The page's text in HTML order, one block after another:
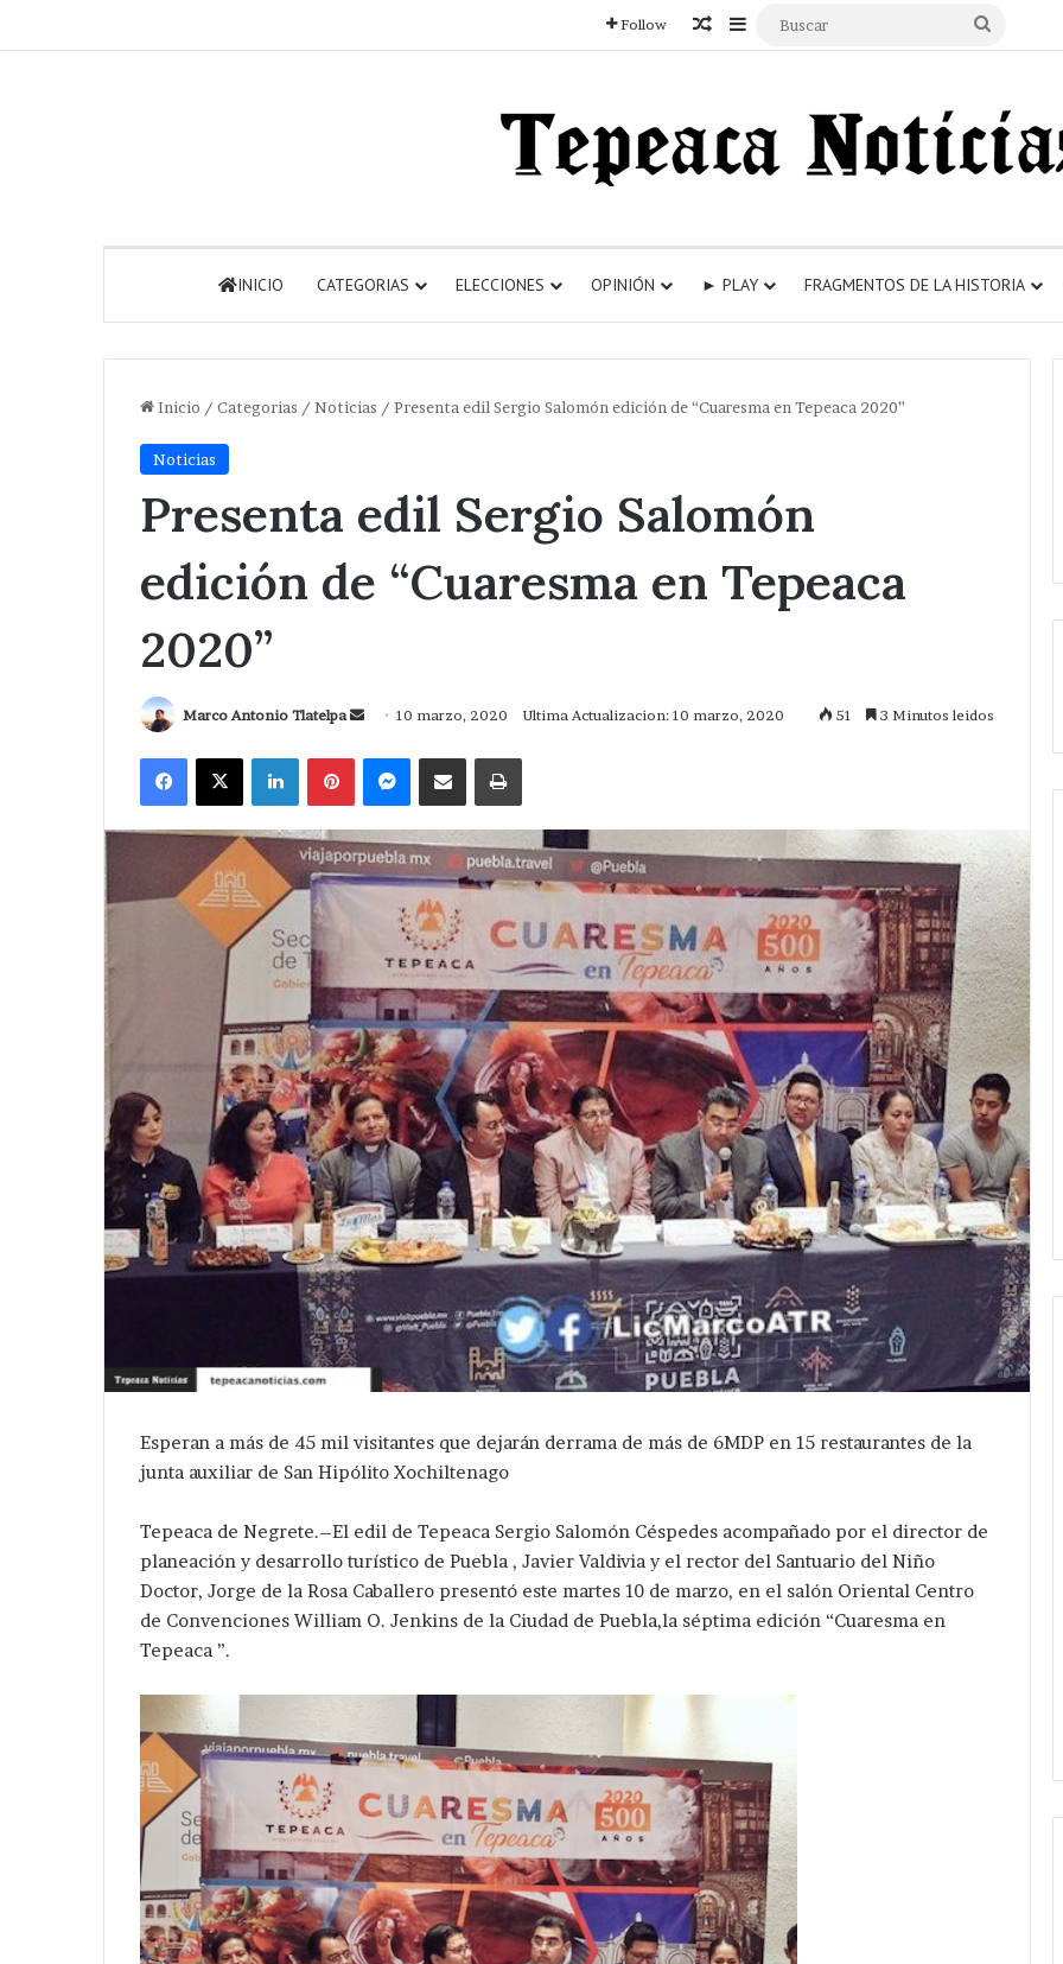
Follow Articulo aleatorio
Sidebar
INICIO CATEGORIAS ELECCIONES OPINIÓN ► PLAY FRAGMENTOS DE LA HISTORIA
Inicio / Categorias / Noticias / Presenta edil Sergio Salomón edición de “Cuaresma en Tepeaca 2020”
Noticias
Presenta edil Sergio Salomón
edición de “Cuaresma en Tepeaca
2020”
Marco Antonio Tlatelpa
Send
email
10 marzo, 2020 Ultima Actualizacion: 10 marzo, 2020 51 3 Minutos leidos
Facebook
X LinkedInPinterestMessengerCompartir via CorreoImprimir
Esperan a más de 45 mil visitantes que dejarán derrama de más de 6MDP en 15 restaurantes de la
junta auxiliar de San Hipólito Xochiltenago
Tepeaca de Negrete.–El edil de Tepeaca Sergio Salomón Céspedes acompañado por el director de
planeación y desarrollo turístico de Puebla , Javier Valdivia y el rector del Santuario del Niño
Doctor, Jorge de la Rosa Caballero presentó este martes 10 de marzo, en el salón Oriental Centro
de Convenciones William O. Jenkins de la Ciudad de Puebla,la séptima edición “Cuaresma en
Tepeaca ”.